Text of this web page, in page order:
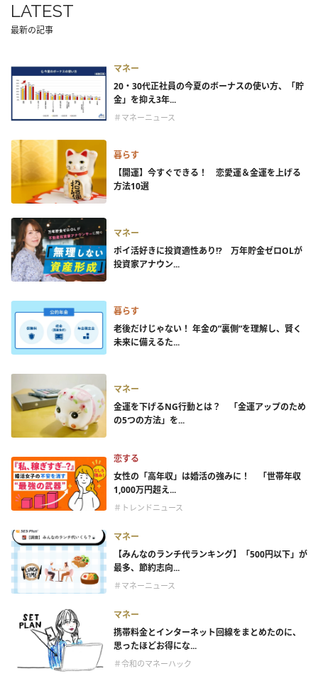
LATEST
最新の記事
マネー
20・30代正社員の今夏のボーナスの使い方、「貯
金」を抑え3年...
＃マネーニュース
暮らす
【開運】今すぐできる！ 恋愛運＆金運を上げる
方法10選
マネー
ポイ活好きに投資適性あり!? 万年貯金ゼロOLが
投資家アナウン...
暮らす
老後だけじゃない！ 年金の”裏側”を理解し、賢く
未来に備えるた...
マネー
金運を下げるNG行動とは？ 「金運アップのため
の5つの方法」を...
恋する
女性の「高年収」は婚活の強みに！ 「世帯年収
1,000万円超え...
＃トレンドニュース
マネー
【みんなのランチ代ランキング】「500円以下」が
最多、節約志向...
＃マネーニュース
マネー
携帯料金とインターネット回線をまとめたのに、
思ったほどお得にな...
＃令和のマネーハック